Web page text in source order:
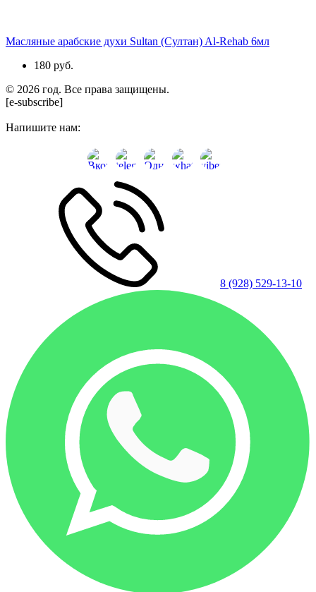
Масляные арабские духи Sultan (Султан) Al-Rehab 6мл
180 руб.
© 2026 год. Все права защищены.
[e-subscribe]
Напишите нам:
8 (928) 529-13-10